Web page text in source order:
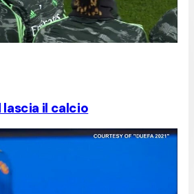
lascia il calcio